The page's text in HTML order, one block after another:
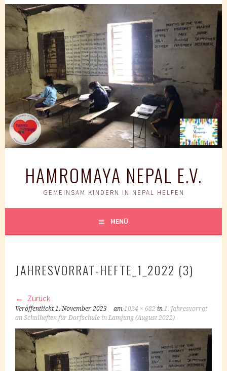
Springe
Inhalt
HAMROMAYA NEPAL E.V.
GEMEINSAM KINDERN IN NEPAL HELFEN
MENÜ
JAHRESVORRAT-HEFTE_1_2022 (3)
Zurück
Veröffentlicht1. November 2023 am1024 × 682 in1. Jahresvorrat
an Schulheften für Dorfschule in Lamjung (August 2022)